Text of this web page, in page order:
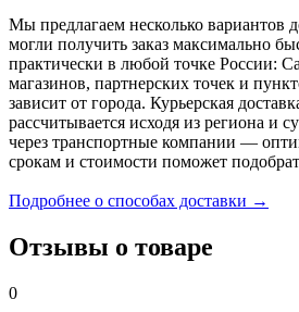
Мы предлагаем несколько вариантов
могли получить заказ максимально
практически в любой точке России:
магазинов, партнерских точек и
зависит от города. Курьерская
рассчитывается исходя из региона и
через транспортные компании —
срокам и стоимости поможет
Подробнее о способах доставки →
Отзывы о товаре
0